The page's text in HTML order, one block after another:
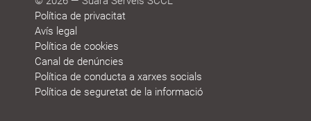
Política de privacitat
Avís legal
Política de cookies
Canal de denúncies
Política de conducta a xarxes socials
Política de seguretat de la informació